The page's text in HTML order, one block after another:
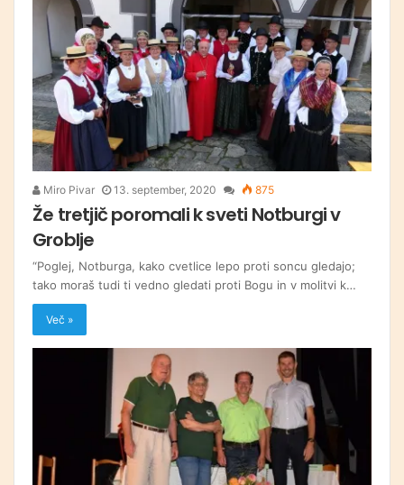
Miro Pivar 13. september, 2020 875
Že tretjič poromali k sveti Notburgi v
Groblje
“Poglej, Notburga, kako cvetlice lepo proti soncu gledajo;
tako moraš tudi ti vedno gledati proti Bogu in v molitvi k…
Več »